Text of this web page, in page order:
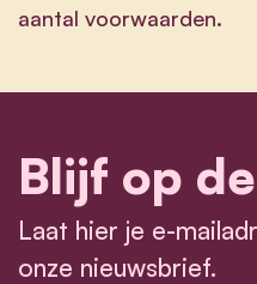
aantal voorwaarden.
Blijf op
Laat hier je e-
onze nieuwsbrief.